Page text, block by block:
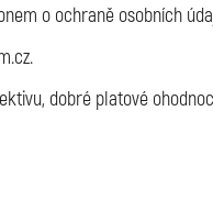
o ochraně osobních
dobré platové